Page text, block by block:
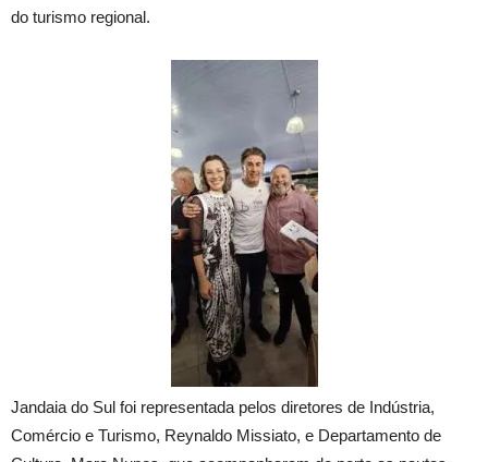
do turismo regional.
Jandaia do Sul foi representada pelos diretores de Indústria,
Comércio e Turismo, Reynaldo Missiato, e Departamento de